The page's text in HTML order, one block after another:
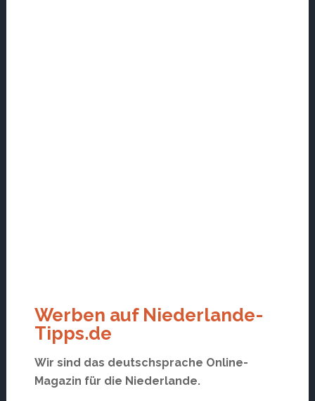
Werben auf Niederlande-
Tipps.de
Wir sind das deutschsprache Online-
Magazin für die Niederlande.